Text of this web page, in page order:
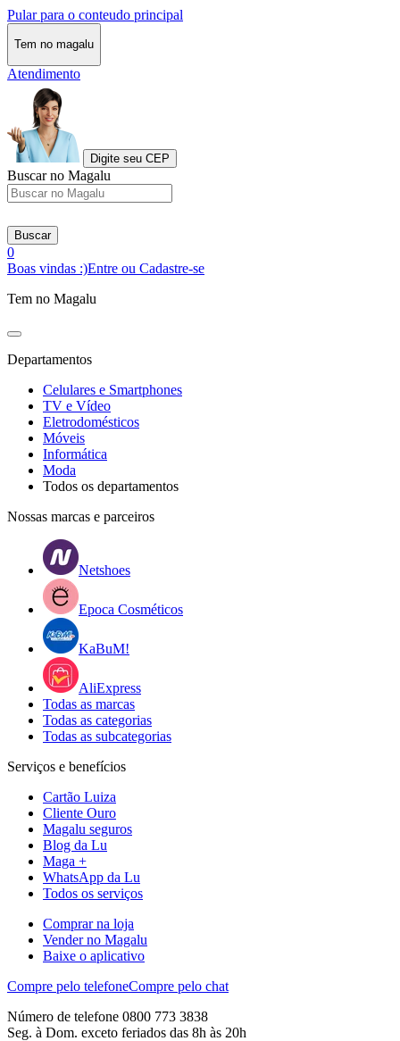
Pular para o conteudo principal
Tem no magalu
Atendimento
Digite seu CEP
Buscar no Magalu
Buscar
0
Boas vindas :)Entre ou Cadastre-se
Tem no Magalu
Departamentos
Celulares e Smartphones
TV e Vídeo
Eletrodomésticos
Móveis
Informática
Moda
Todos os departamentos
Nossas marcas e parceiros
Netshoes
Epoca Cosméticos
KaBuM!
AliExpress
Todas as marcas
Todas as categorias
Todas as subcategorias
Serviços e benefícios
Cartão Luiza
Cliente Ouro
Magalu seguros
Blog da Lu
Maga +
WhatsApp da Lu
Todos os serviços
Comprar na loja
Vender no Magalu
Baixe o aplicativo
Compre pelo telefoneCompre pelo chat
Número de telefone 0800 773 3838
Seg. à Dom. exceto feriados das 8h às 20h